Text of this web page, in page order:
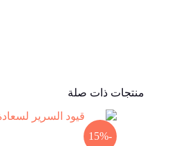
منتجات ذات صلة
-15%